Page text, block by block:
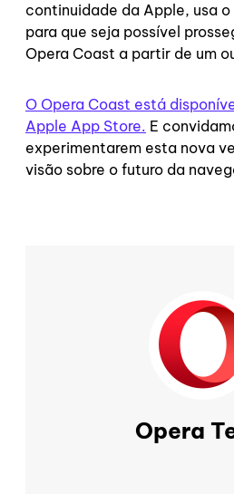
continuidade da Apple, usa
para que seja possível
Opera Coast a partir de um
O Opera Coast está
Apple App Store. E
experimentarem esta nova
visão sobre o futuro da
Opera